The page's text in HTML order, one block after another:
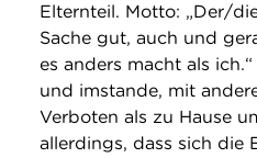
Elternteil. Motto: „Der/
Sache gut, auch und
es anders macht als
und imstande, mit
Verboten als zu Hause
allerdings, dass sich die